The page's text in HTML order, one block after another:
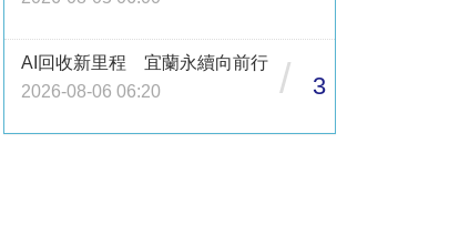
AI回收新里程 宜蘭永續向前行
2026-08-06 06:20
/ 3